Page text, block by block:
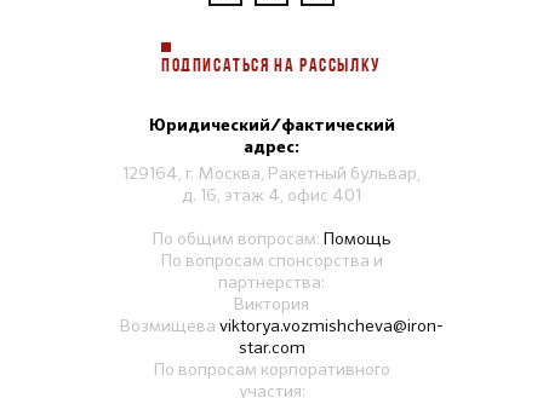
ПОДПИСАТЬСЯ НА РАССЫЛКУ
Юридический/фактический
адрес:
129164, г. Москва, Ракетный бульвар,
д. 16, этаж 4, офис 401
По общим вопросам: Помощь
По вопросам спонсорства и
партнерства:
Виктория
Возмищева viktorya.vozmishcheva@iron-
star.com
По вопросам корпоративного
участия: